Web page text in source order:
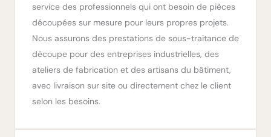
service des professionnels qui ont besoin de pièces
découpées sur mesure pour leurs propres projets.
Nous assurons des prestations de sous-traitance de
découpe pour des entreprises industrielles, des
ateliers de fabrication et des artisans du bâtiment,
avec livraison sur site ou directement chez le client
selon les besoins.